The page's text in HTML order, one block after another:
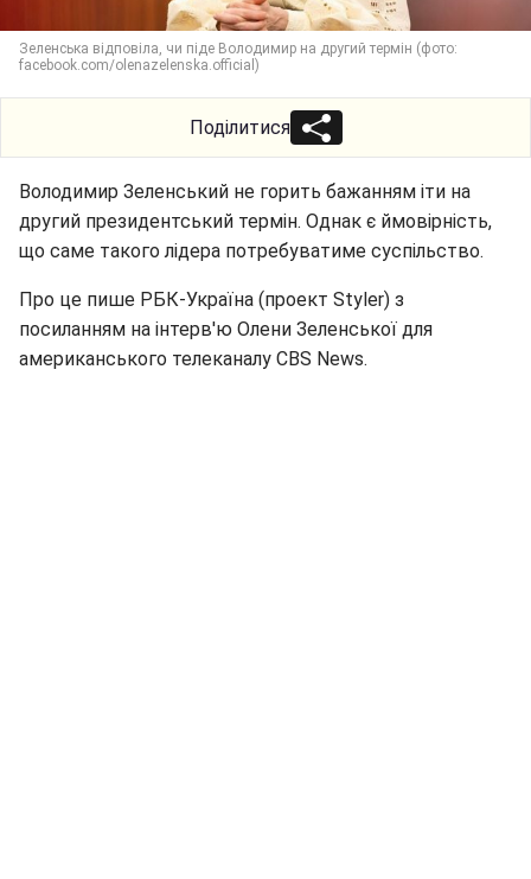
Зеленська відповіла, чи піде Володимир на другий термін (фото:
facebook.com/olenazelenska.official)
Поділитися
Володимир Зеленський не горить бажанням іти на
другий президентський термін. Однак є ймовірність,
що саме такого лідера потребуватиме суспільство.
Про це пише РБК-Україна (проект Styler) з
посиланням на інтерв'ю Олени Зеленської для
американського телеканалу CBS News.